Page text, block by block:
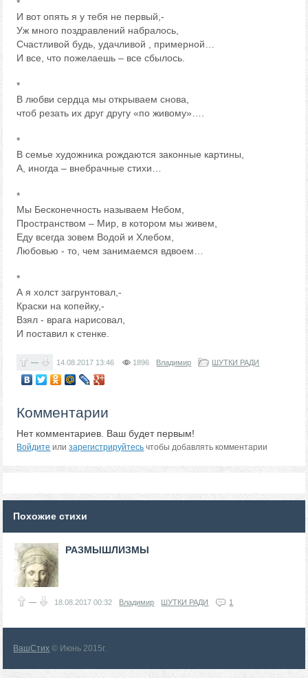
*
И вот опять я у тебя не первый,-
Уж много поздравлений набралось,
Счастливой будь, удачливой , примерной…
И все, что пожелаешь – все сбылось.
*
В любви сердца мы открываем снова,
чтоб резать их друг другу «по живому»….
*
В семье художника рождаются законные картины,
А, иногда – внебрачные стихи…
*
Мы Бесконечность называем Небом,
Пространством – Мир, в котором мы живем,
Еду всегда зовем Водой и Хлебом,
Любовью - то, чем занимаемся вдвоем…
*
А я холст загрунтовал,-
Краски на копейку,-
Взял - врага нарисовал,
И поставил к стенке.
— 14.08.2017 13:46 1896 Владимир ШУТКИ РАДИ
Комментарии
Нет комментариев. Ваш будет первым!
Войдите илизарегистрируйтесь чтобы добавлять комментарии
Похожие стихи
РАЗМЫШЛИЗМЫ
— 18.08.201700:32 Владимир ШУТКИ РАДИ 1
ВашСтих © Июнь 2015г.